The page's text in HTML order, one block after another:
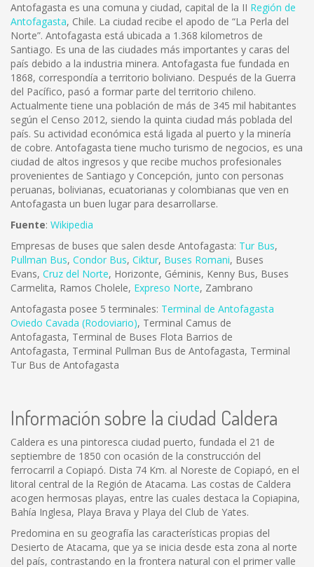
Antofagasta es una comuna y ciudad, capital de la II Región de
Antofagasta, Chile. La ciudad recibe el apodo de “La Perla del
Norte”. Antofagasta está ubicada a 1.368 kilometros de
Santiago. Es una de las ciudades más importantes y caras del
país debido a la industria minera. Antofagasta fue fundada en
1868, correspondía a territorio boliviano. Después de la Guerra
del Pacífico, pasó a formar parte del territorio chileno.
Actualmente tiene una población de más de 345 mil habitantes
según el Censo 2012, siendo la quinta ciudad más poblada del
país. Su actividad económica está ligada al puerto y la minería
de cobre. Antofagasta tiene mucho turismo de negocios, es una
ciudad de altos ingresos y que recibe muchos profesionales
provenientes de Santiago y Concepción, junto con personas
peruanas, bolivianas, ecuatorianas y colombianas que ven en
Antofagasta un buen lugar para desarrollarse.
Fuente: Wikipedia
Empresas de buses que salen desde Antofagasta: Tur Bus,
Pullman Bus, Condor Bus, Ciktur, Buses Romani, Buses
Evans, Cruz del Norte, Horizonte, Géminis, Kenny Bus, Buses
Carmelita, Ramos Cholele, Expreso Norte, Zambrano
Antofagasta posee 5 terminales: Terminal de Antofagasta
Oviedo Cavada (Rodoviario), Terminal Camus de
Antofagasta, Terminal de Buses Flota Barrios de
Antofagasta, Terminal Pullman Bus de Antofagasta, Terminal
Tur Bus de Antofagasta
Información sobre la ciudad Caldera
Caldera es una pintoresca ciudad puerto, fundada el 21 de
septiembre de 1850 con ocasión de la construcción del
ferrocarril a Copiapó. Dista 74 Km. al Noreste de Copiapó, en el
litoral central de la Región de Atacama. Las costas de Caldera
acogen hermosas playas, entre las cuales destaca la Copiapina,
Bahía Inglesa, Playa Brava y Playa del Club de Yates.
Predomina en su geografía las características propias del
Desierto de Atacama, que ya se inicia desde esta zona al norte
del país, contrastando en la frontera natural con el primer valle